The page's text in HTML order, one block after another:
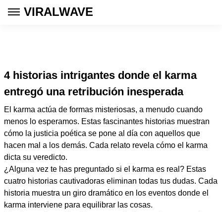
VIRALWAVE
4 historias intrigantes donde el karma
entregó una retribución inesperada
El karma actúa de formas misteriosas, a menudo cuando
menos lo esperamos. Estas fascinantes historias muestran
cómo la justicia poética se pone al día con aquellos que
hacen mal a los demás. Cada relato revela cómo el karma
dicta su veredicto.
¿Alguna vez te has preguntado si el karma es real? Estas
cuatro historias cautivadoras eliminan todas tus dudas. Cada
historia muestra un giro dramático en los eventos donde el
karma interviene para equilibrar las cosas.